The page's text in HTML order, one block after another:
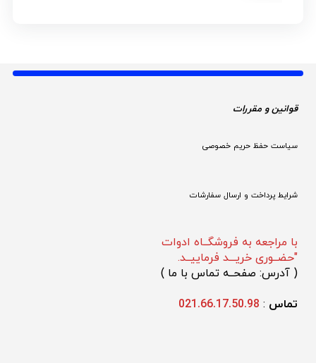
قوانین و مقررات
سیاست حفظ حریم خصوصی
شرایط پرداخت و ارسال سفارشات
با مراجعه به فروشگــاه ادوات
"حضــوری خریـــد فرماییــد.
( آدرس: صفحــه تماس با ما )
تماس :
021.66.17.50.98